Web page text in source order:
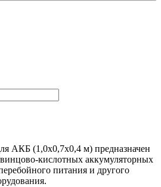
АКБ (1,0х0,7х0,4 м) предназначен
кислотных аккумуляторных
питания и другого